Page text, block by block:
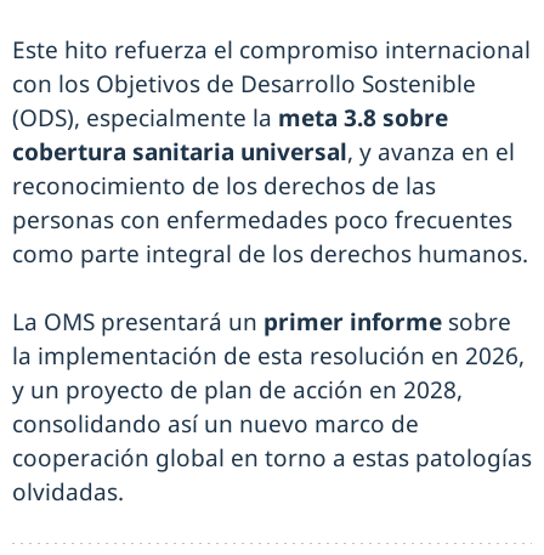
Este hito refuerza el compromiso internacional
con los Objetivos de Desarrollo Sostenible
(ODS), especialmente la meta 3.8 sobre
cobertura sanitaria universal, y avanza en el
reconocimiento de los derechos de las
personas con enfermedades poco frecuentes
como parte integral de los derechos humanos.
La OMS presentará un primer informe sobre
la implementación de esta resolución en 2026,
y un proyecto de plan de acción en 2028,
consolidando así un nuevo marco de
cooperación global en torno a estas patologías
olvidadas.